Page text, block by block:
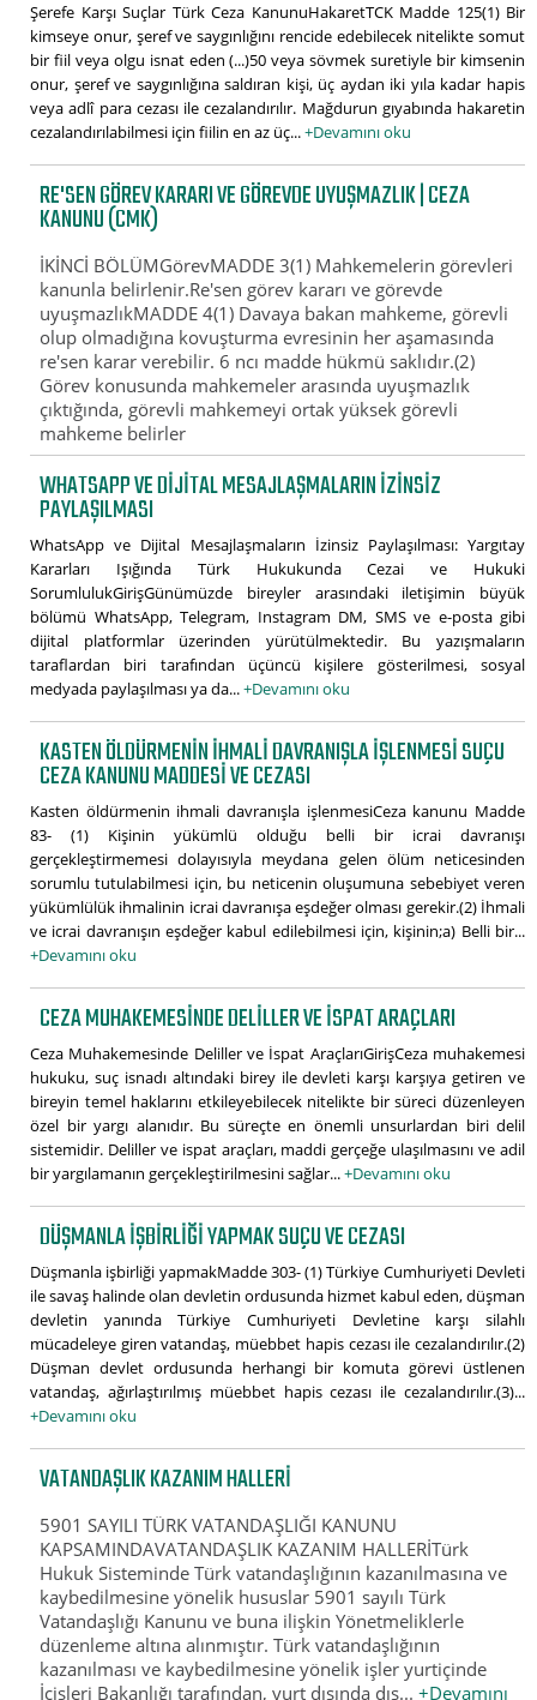
Şerefe Karşı Suçlar Türk Ceza KanunuHakaretTCK Madde 125(1) Bir
kimseye onur, şeref ve saygınlığını rencide edebilecek nitelikte somut
bir fiil veya olgu isnat eden (...)50 veya sövmek suretiyle bir kimsenin
onur, şeref ve saygınlığına saldıran kişi, üç aydan iki yıla kadar hapis
veya adlî para cezası ile cezalandırılır. Mağdurun gıyabında hakaretin
cezalandırılabilmesi için fiilin en az üç...+Devamını oku
RE'SEN GÖREV KARARI VE GÖREVDE UYUŞMAZLIK | CEZA
KANUNU (CMK)
İKİNCİ BÖLÜMGörevMADDE 3(1) Mahkemelerin görevleri
kanunla belirlenir.Re'sen görev kararı ve görevde
uyuşmazlıkMADDE 4(1) Davaya bakan mahkeme, görevli
olup olmadığına kovuşturma evresinin her aşamasında
re'sen karar verebilir. 6 ncı madde hükmü saklıdır.(2)
Görev konusunda mahkemeler arasında uyuşmazlık
çıktığında, görevli mahkemeyi ortak yüksek görevli
mahkeme belirler
WHATSAPP VE DIJITAL MESAJLAŞMALARIN İZINSIZ
PAYLAŞILMASI
WhatsApp ve Dijital Mesajlaşmaların İzinsiz Paylaşılması: Yargıtay
Kararları Işığında Türk Hukukunda Cezai ve Hukuki
SorumlulukGirişGünümüzde bireyler arasındaki iletişimin büyük
bölümü WhatsApp, Telegram, Instagram DM, SMS ve e-posta gibi
dijital platformlar üzerinden yürütülmektedir. Bu yazışmaların
taraflardan biri tarafından üçüncü kişilere gösterilmesi, sosyal
medyada paylaşılması ya da...+Devamını oku
KASTEN ÖLDÜRMENIN IHMALI DAVRANIŞLA IŞLENMESI SUÇU
CEZA KANUNU MADDESI VE CEZASI
Kasten öldürmenin ihmali davranışla işlenmesiCeza kanunu Madde
83- (1) Kişinin yükümlü olduğu belli bir icrai davranışı
gerçekleştirmemesi dolayısıyla meydana gelen ölüm neticesinden
sorumlu tutulabilmesi için, bu neticenin oluşumuna sebebiyet veren
yükümlülük ihmalinin icrai davranışa eşdeğer olması gerekir.(2) İhmali
ve icrai davranışın eşdeğer kabul edilebilmesi için, kişinin;a) Belli bir...
+Devamını oku
CEZA MUHAKEMESINDE DELILLER VE İSPAT ARAÇLARI
Ceza Muhakemesinde Deliller ve İspat AraçlarıGirişCeza muhakemesi
hukuku, suç isnadı altındaki birey ile devleti karşı karşıya getiren ve
bireyin temel haklarını etkileyebilecek nitelikte bir süreci düzenleyen
özel bir yargı alanıdır. Bu süreçte en önemli unsurlardan biri delil
sistemidir. Deliller ve ispat araçları, maddi gerçeğe ulaşılmasını ve adil
bir yargılamanın gerçekleştirilmesini sağlar...+Devamını oku
DÜŞMANLA IŞBIRLIĞI YAPMAK SUÇU VE CEZASI
Düşmanla işbirliği yapmakMadde 303- (1) Türkiye Cumhuriyeti Devleti
ile savaş halinde olan devletin ordusunda hizmet kabul eden, düşman
devletin yanında Türkiye Cumhuriyeti Devletine karşı silahlı
mücadeleye giren vatandaş, müebbet hapis cezası ile cezalandırılır.(2)
Düşman devlet ordusunda herhangi bir komuta görevi üstlenen
vatandaş, ağırlaştırılmış müebbet hapis cezası ile cezalandırılır.(3)...
+Devamını oku
VATANDAŞLIK KAZANIM HALLERİ
5901 SAYILI TÜRK VATANDAŞLIĞI KANUNU
KAPSAMINDAVATANDAŞLIK KAZANIM HALLERİTürk
Hukuk Sisteminde Türk vatandaşlığının kazanılmasına ve
kaybedilmesine yönelik hususlar 5901 sayılı Türk
Vatandaşlığı Kanunu ve buna ilişkin Yönetmeliklerle
düzenleme altına alınmıştır. Türk vatandaşlığının
kazanılması ve kaybedilmesine yönelik işler yurtiçinde
İçişleri Bakanlığı tarafından, yurt dışında dış...+Devamını